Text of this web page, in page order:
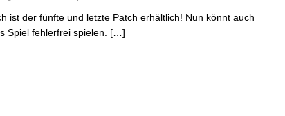
ist der fünfte und letzte Patch erhältlich! Nun könnt auch
Spiel fehlerfrei spielen. […]